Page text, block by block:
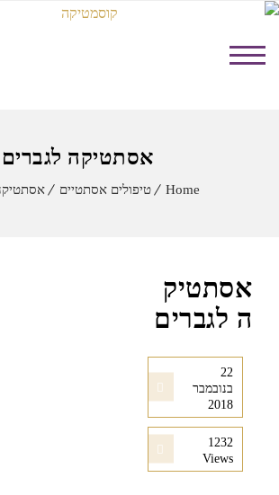
אסתטיקה לגברים
Home טיפולים אסתטיים
אסתטיק
ה לגברים
22
בנובמבר
2018
1232
Views